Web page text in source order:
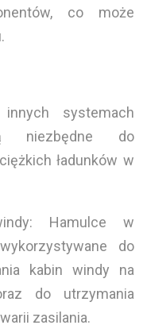
co może
systemach
niezbędne do
ładunków w
Hamulce w
do
kabin windy na
do utrzymania
zasilania.